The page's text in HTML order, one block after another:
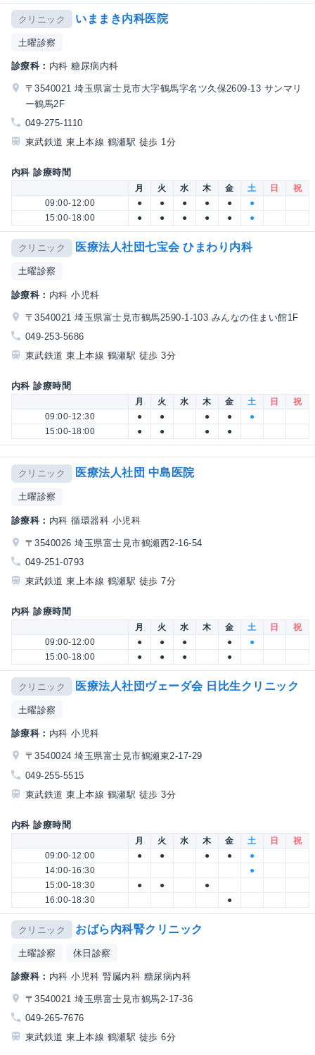
クリニック いままき内科医院
土曜診察
診療科： 内科 糖尿病内科
〒3540021 埼玉県富士見市大字鶴馬字名ツ久保2609-13 サンマリ
ー鶴馬2F
049-275-1110
東武鉄道 東上本線 鶴瀬駅 徒歩 1分
内科 診療時間
月 火 水 木 金 土 日
祝
09:00-12:00
● ● ● ● ●
●
15:00-18:00
● ● ● ● ● ●
クリニック 医療法人社団七宝会 ひまわり内科
土曜診察
診療科： 内科 小児科
〒3540021 埼玉県富士見市鶴馬2590-1-103 みんなの住まい館1F
049-253-5686
東武鉄道 東上本線 鶴瀬駅 徒歩 3分
内科 診療時間
月 火 水 木 金 土 日
祝
09:00-12:30
● ● ● ●
●
15:00-18:00
● ● ● ●
クリニック 医療法人社団 中島医院
土曜診察
診療科： 内科 循環器科 小児科
〒3540026 埼玉県富士見市鶴瀬西2-16-54
049-251-0793
東武鉄道 東上本線 鶴瀬駅 徒歩 7分
内科 診療時間
月 火 水 木 金 土 日
祝
09:00-12:00
● ● ● ●
●
15:00-18:00
● ● ● ●
クリニック 医療法人社団ヴェーダ会 日比生クリニック
土曜診察
診療科： 内科 小児科
〒3540024 埼玉県富士見市鶴瀬東2-17-29
049-255-5515
東武鉄道 東上本線 鶴瀬駅 徒歩 3分
内科 診療時間
月 火 水 木 金 土 日
祝
09:00-12:00
● ● ● ●
●
14:00-16:30
●
15:00-18:30
● ●
●
16:00-18:30
●
クリニック おばら内科腎クリニック
土曜診察 休日診察
診療科： 内科 小児科 腎臓内科 糖尿病内科
〒3540021 埼玉県富士見市鶴馬2-17-36
049-265-7676
東武鉄道 東上本線 鶴瀬駅 徒歩 6分